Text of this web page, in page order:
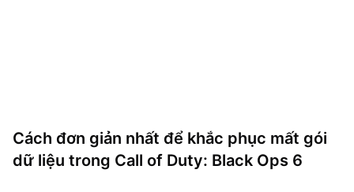
Cách đơn giản nhất để khắc phục mất gói
dữ liệu trong Call of Duty: Black Ops 6